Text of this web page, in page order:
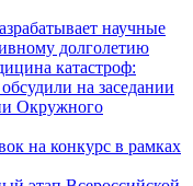
научные
долголетию
катастроф:
на заседании
Окружного
на конкурс в рамках